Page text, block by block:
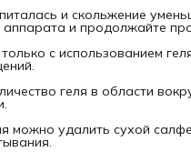
и скольжение
и продолжайте
с использованием
геля в области
можно удалить сухой